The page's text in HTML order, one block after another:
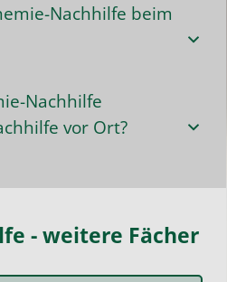
Nachhilfe beim
Nachhilfe
vor Ort?
- weitere Fächer